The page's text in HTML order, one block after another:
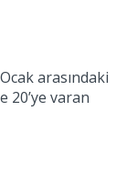
arasındaki
20’ye varan